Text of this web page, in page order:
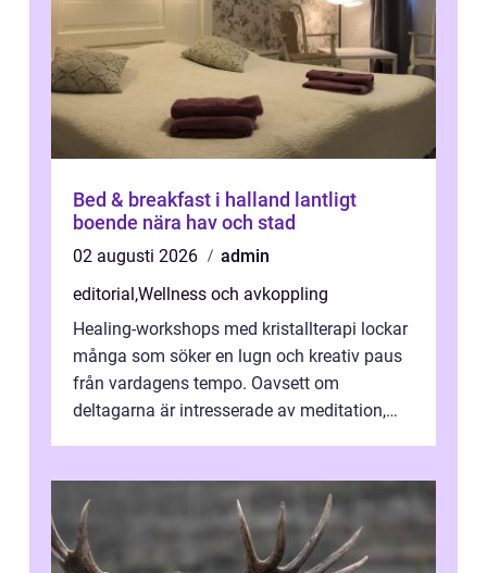
Bed & breakfast i halland lantligt
boende nära hav och stad
02 augusti 2026
admin
editorial,Wellness och avkoppling
Healing-workshops med kristallterapi lockar
många som söker en lugn och kreativ paus
från vardagens tempo. Oavsett om
deltagarna är intresserade av meditation,